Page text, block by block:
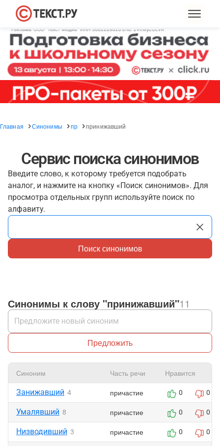
Главная Синонимы пр принижавший
Сервис поиска синонимов
Введите слово, к которому требуется подобрать
аналог, и нажмите на кнопку «Поиск синонимов». Для
просмотра отдельных групп используйте поиск по
алфавиту.
Поиск синонимов
Синонимы к слову "принижавший"11
Предложить
Синоним Часть речи Нравится
Занижавший 4 причастие 0 0
Умалявший 8 причастие 0 0
Низводивший 3 причастие 0 0